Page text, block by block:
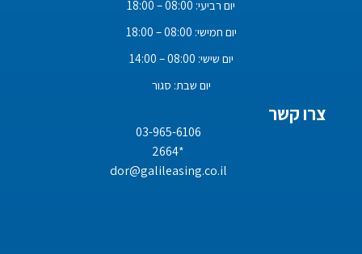
יום רביעי: 08:00 – 18:00
יום חמישי: 08:00 – 18:00
יום שישי: 08:00 – 14:00
יום שבת: סגור
צרו קשר
03-965-6106
*2664
dor@galileasing.co.il